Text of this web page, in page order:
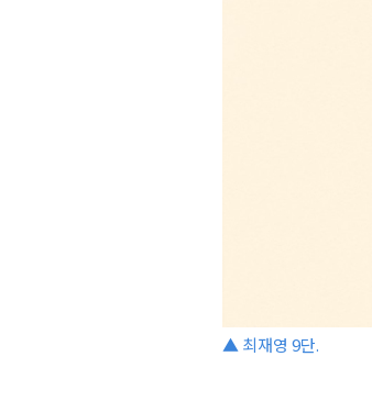
▲ 최재영 9단.